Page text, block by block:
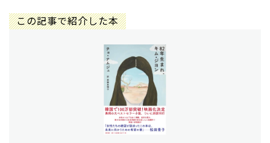
この記事で紹介した本